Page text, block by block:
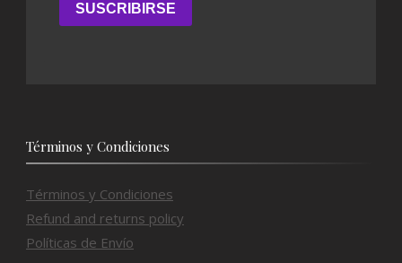
Términos y Condiciones
Términos y Condiciones
Refund and returns policy
Políticas de Envío